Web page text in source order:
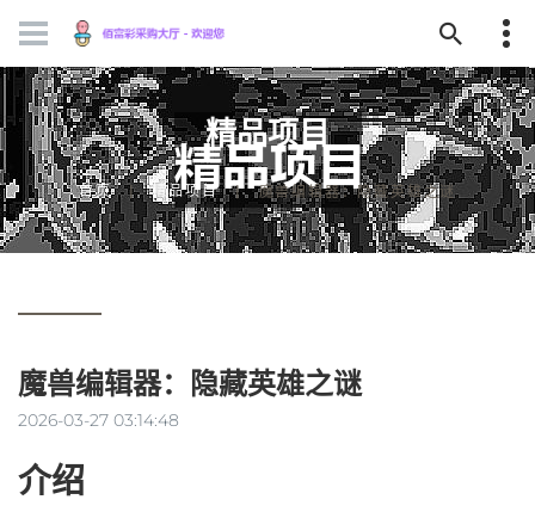
精品项目
首页 精品项目 魔兽编辑器：隐藏英雄之谜
魔兽编辑器：隐藏英雄之谜
2026-03-27 03:14:48
介绍